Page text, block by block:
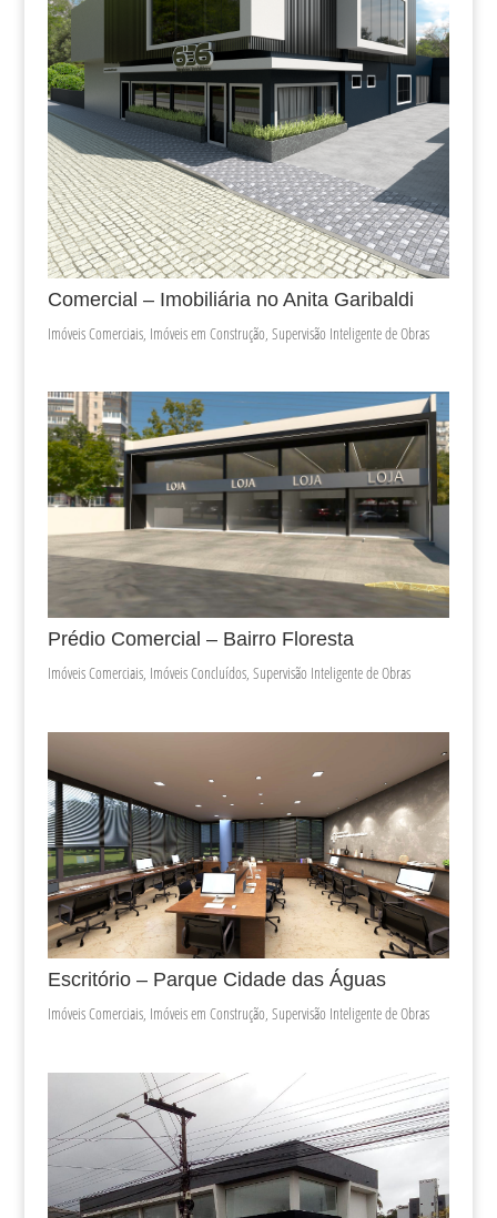
Comercial – Imobiliária no Anita Garibaldi
Imóveis Comerciais, Imóveis em Construção Supervisão Inteligente de Obras
Prédio Comercial – Bairro Floresta
Imóveis Comerciais, Imóveis Concluídos, Supervisão Inteligente de Obras
Escritório – Parque Cidade das Águas
Imóveis Comerciais, Imóveis em Construção, Supervisão Inteligente de Obras